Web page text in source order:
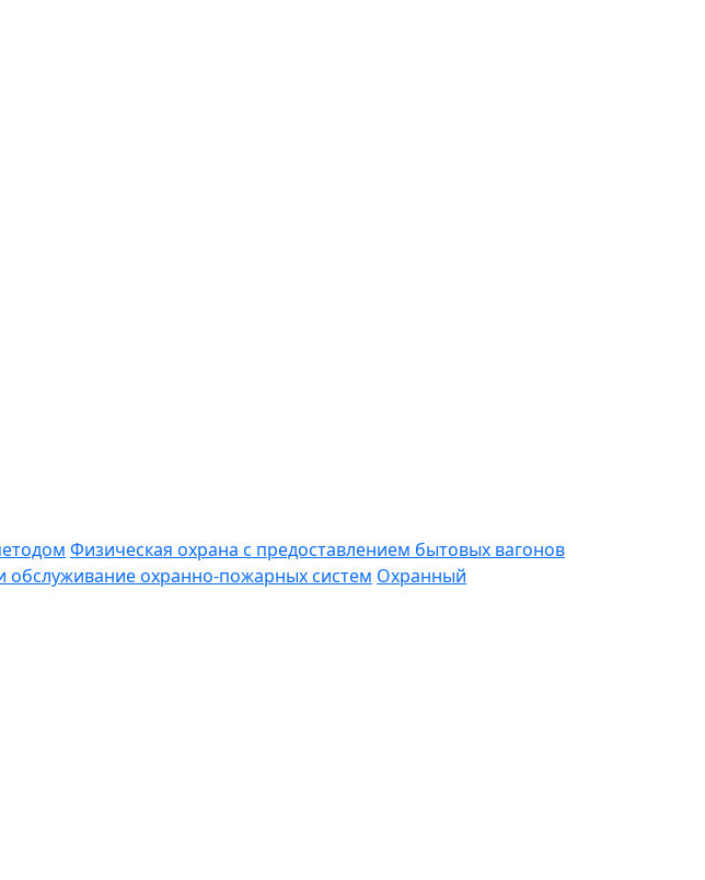
Физическая охрана с предоставлением бытовых вагонов
обслуживание охранно-пожарных систем Охранный